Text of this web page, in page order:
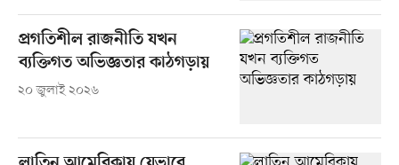
প্রগতিশীল রাজনীতি যখন
ব্যক্তিগত অভিজ্ঞতার কাঠগড়ায়
২০ জুলাই ২০২৬